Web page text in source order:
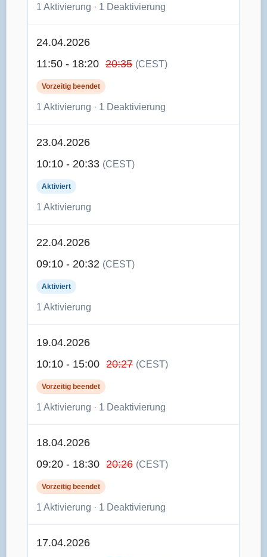
1 Aktivierung · 1 Deaktivierung
24.04.2026
11:50 - 18:20 20:35 (CEST)
Vorzeitig beendet
1 Aktivierung · 1 Deaktivierung
23.04.2026
10:10 - 20:33 (CEST)
Aktiviert
1 Aktivierung
22.04.2026
09:10 - 20:32 (CEST)
Aktiviert
1 Aktivierung
19.04.2026
10:10 - 15:00 20:27 (CEST)
Vorzeitig beendet
1 Aktivierung · 1 Deaktivierung
18.04.2026
09:20 - 18:30 20:26 (CEST)
Vorzeitig beendet
1 Aktivierung · 1 Deaktivierung
17.04.2026